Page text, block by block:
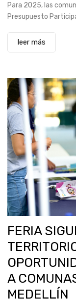
Para 2025, las
Presupuesto
leer más
FERIA
A
MEDELLÍN